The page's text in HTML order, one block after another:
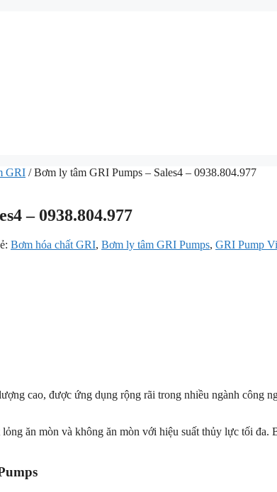
GRI / Bơm ly tâm GRI Pumps – Sales4 – 0938.804.977
– 0938.804.977
Bơm hóa chất GRI, Bơm ly tâm GRI Pumps, GRI Pump
cao, được ứng dụng rộng rãi trong nhiều ngành
ăn mòn và không ăn mòn với hiệu suất thủy lực tối